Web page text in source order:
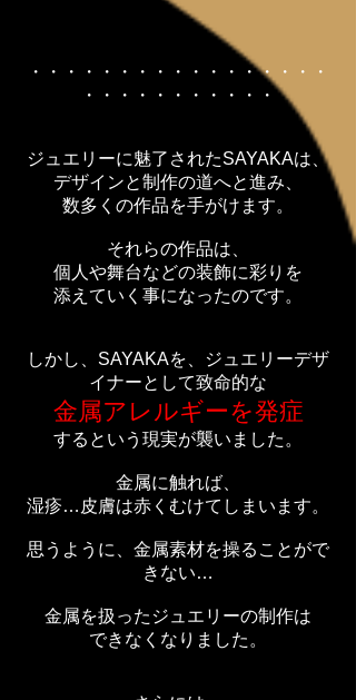
・・・・・・・・・・・・・・・・・
・・・・・・・・・・・
ジュエリーに魅了されたSAYAKAは、
デザインと制作の道へと進み、
数多くの作品を手がけます。
それらの作品は、
個人や舞台などの装飾に彩りを
添えていく事になったのです。
しかし、 SAYAKAを、
ジュエリーデザ
イナーとして致命的な
金属アレルギーを発症
するという現実が襲いました。
金属に触れば、
湿疹… 皮膚は赤くむけてしまいます。
思うように、金属素材を操ることがで
きない…
金属を扱ったジュエリーの制作は
できなくなりました。